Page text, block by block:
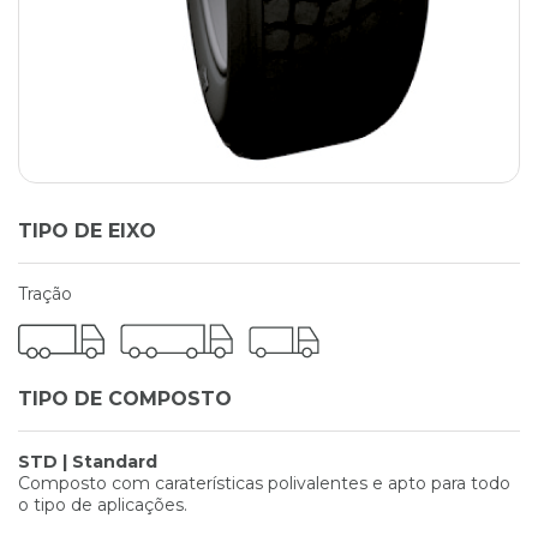
TIPO DE EIXO
Tração
TIPO DE COMPOSTO
STD | Standard
Composto com caraterísticas polivalentes e apto para todo
o tipo de aplicações.